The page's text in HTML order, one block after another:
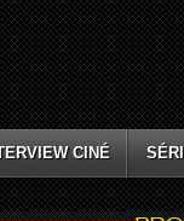
CINÉ